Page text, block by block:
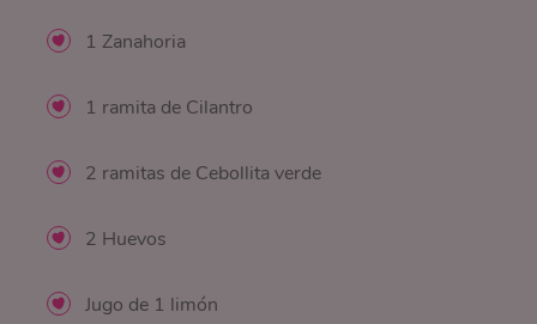
1 Zanahoria
1 ramita de Cilantro
2 ramitas de Cebollita verde
2 Huevos
Jugo de 1 limón